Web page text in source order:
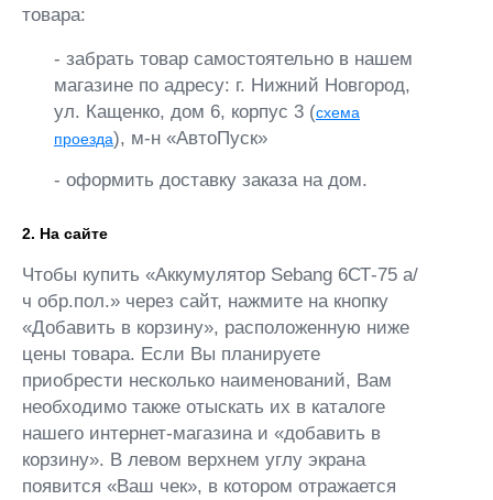
товара:
- забрать товар самостоятельно в нашем
магазине по адресу: г. Нижний Новгород,
ул. Кащенко, дом 6, корпус 3 (схема
проезда), м-н «АвтоПуск»
- оформить доставку заказа на дом.
2. На сайте
Чтобы купить «Аккумулятор Sebang 6СТ-75 а/
ч обр.пол.» через сайт, нажмите на кнопку
«Добавить в корзину», расположенную ниже
цены товара. Если Вы планируете
приобрести несколько наименований, Вам
необходимо также отыскать их в каталоге
нашего интернет-магазина и «добавить в
корзину». В левом верхнем углу экрана
появится «Ваш чек», в котором отражается